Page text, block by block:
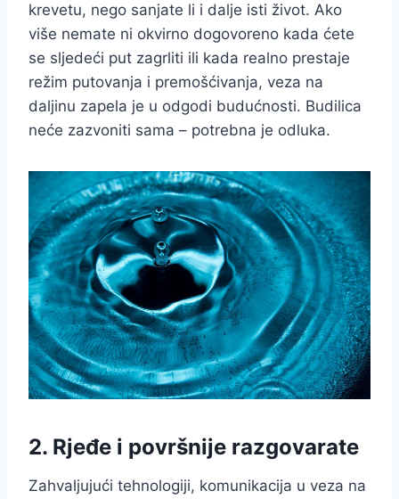
krevetu, nego sanjate li i dalje isti život. Ako
više nemate ni okvirno dogovoreno kada ćete
se sljedeći put zagrliti ili kada realno prestaje
režim putovanja i premošćivanja, veza na
daljinu zapela je u odgodi budućnosti. Budilica
neće zazvoniti sama – potrebna je odluka.
2. Rjeđe i površnije razgovarate
Zahvaljujući tehnologiji, komunikacija u veza na